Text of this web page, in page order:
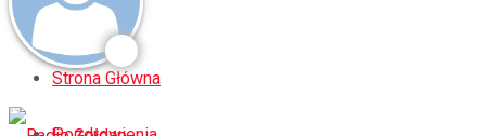
Strona Główna